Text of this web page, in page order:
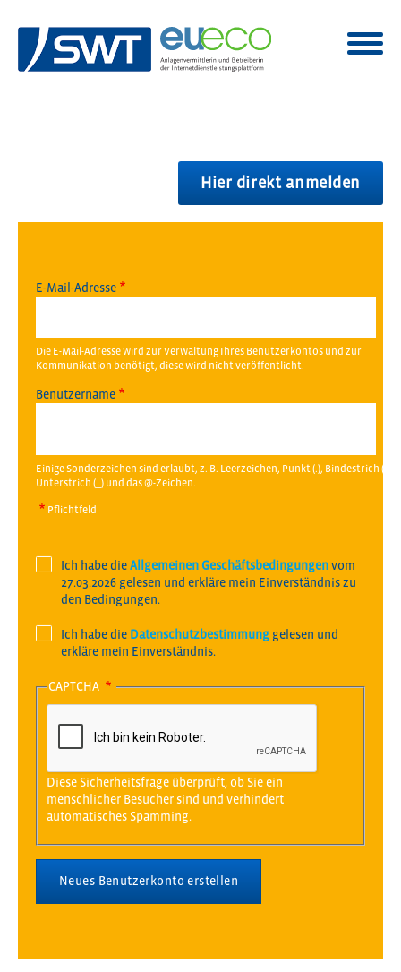
Hier direkt anmelden
E-Mail-Adresse
Die E-Mail-Adresse wird zur Verwaltung Ihres Benutzerkontos und zur
Kommunikation benötigt, diese wird nicht veröffentlicht.
Benutzername
Einige Sonderzeichen sind erlaubt, z. B. Leerzeichen, Punkt (.), Bindestrich (-),
Unterstrich (_) und das @-Zeichen.
Pflichtfeld
Ich habe dieAllgemeinen Geschäftsbedingungen vom
27.03.2026 gelesen und erkläre mein Einverständnis zu
den Bedingungen.
Ich habe die Datenschutzbestimmung gelesen und
erkläre mein Einverständnis.
CAPTCHA
Diese Sicherheitsfrage überprüft, ob Sie ein
menschlicher Besucher sind und verhindert
automatisches Spamming.